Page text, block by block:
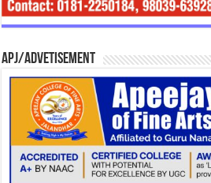
APJ/Advetisement